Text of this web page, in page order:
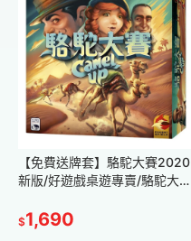
【免費送牌套】駱駝大賽2020
新版/好遊戲桌遊專賣/駱駝大
子/家庭/派對/正版
$1,690